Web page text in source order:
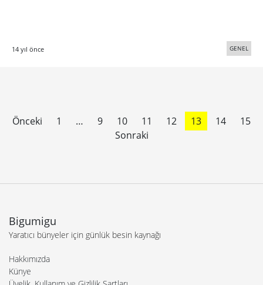
14 yıl önce GENEL
Önceki 1 … 9 10 11 12 13 14
15
Sonraki
Bigumigu
Yaratıcı bünyeler için günlük besin kaynağı
Hakkımızda
Künye